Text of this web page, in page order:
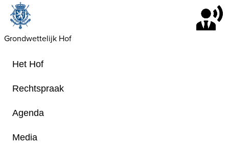
Grondwettelijk Hof
Het Hof
Rechtspraak
Agenda
Media